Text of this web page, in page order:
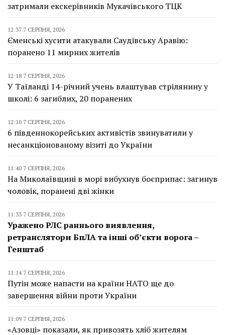
затримали екскерівників Мукачівського ТЦК
12:37 7 СЕРПНЯ, 2026
Єменські хусити атакували Саудівську Аравію:
поранено 11 мирних жителів
12:18 7 СЕРПНЯ, 2026
У Таїланді 14-річний учень влаштував стрілянину у
школі: 6 загиблих, 20 поранених
12:10 7 СЕРПНЯ, 2026
6 південнокорейських активістів звинуватили у
несанкціонованому візиті до України
11:40 7 СЕРПНЯ, 2026
На Миколаївщині в морі вибухнув боєприпас: загинув
чоловік, поранені дві жінки
11:33 7 СЕРПНЯ, 2026
Уражено РЛС раннього виявлення,
ретранслятори БпЛА та інші об’єкти ворога –
Генштаб
11:14 7 СЕРПНЯ, 2026
Путін може напасти на країни НАТО ще до
завершення війни проти України
11:09 7 СЕРПНЯ, 2026
«Азовці» показали, як привозять хліб жителям